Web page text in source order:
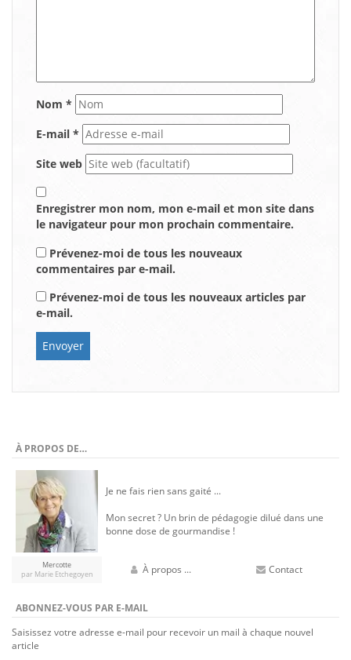
Nom *
E-mail *
Site web
Enregistrer mon nom, mon e-mail et mon site dans
le navigateur pour mon prochain commentaire.
Prévenez-moi de tous les nouveaux
commentaires par e-mail.
Prévenez-moi de tous les nouveaux articles par
e-mail.
À PROPOS DE…
Je ne fais rien sans gaité ...
Mon secret ? Un brin de pédagogie dilué dans une
bonne dose de gourmandise !
Mercotte
par Marie Etchegoyen
À propos ... Contact
ABONNEZ-VOUS PAR E-MAIL
Saisissez votre adresse e-mail pour recevoir un mail à chaque nouvel
article